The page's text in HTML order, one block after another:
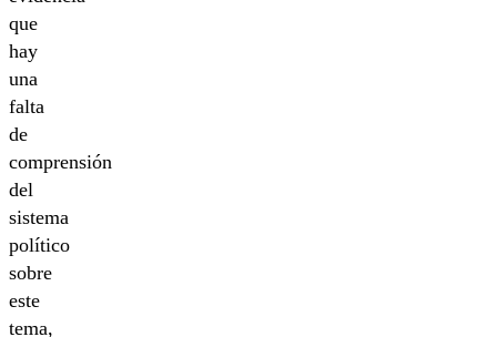
que
hay
una
falta
de
comprensión
del
sistema
político
sobre
este
tema,